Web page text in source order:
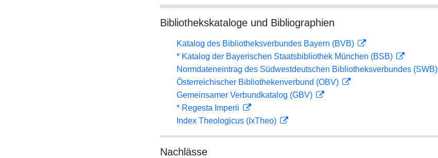
Bibliothekskataloge und Bibliographien
Katalog des Bibliotheksverbundes Bayern (BVB)
* Katalog der Bayerischen Staatsbibliothek München (BSB)
Normdateneintrag des Südwestdeutschen Bibliotheksverbundes (SWB)
Österreichischer Bibliothekenverbund (OBV)
Gemeinsamer Verbundkatalog (GBV)
* Regesta Imperii
Index Theologicus (IxTheo)
Nachlässe